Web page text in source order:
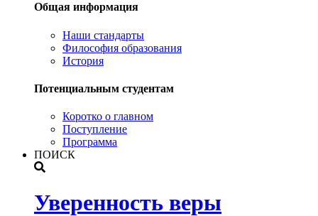
Общая информация
Наши стандарты
Философия образования
История
Потенциальным студентам
Коротко о главном
Поступление
Программа
ПОИСК
Уверенность веры